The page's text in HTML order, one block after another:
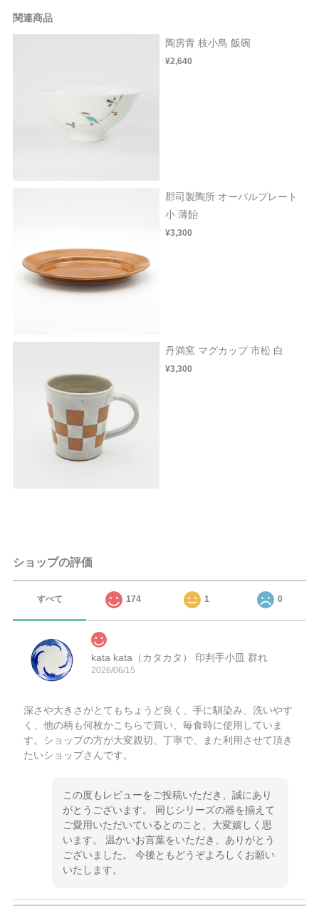
関連商品
陶房青 枝小鳥 飯碗
¥2,640
郡司製陶所 オーバルプレート
小 薄飴
¥3,300
丹満窯 マグカップ 市松 白
¥3,300
ショップの評価
すべて 174 1 0
kata kata（カタカタ） 印判手小皿 群れ
2026/06/15
深さや大きさがとてもちょうど良く、手に馴染み、洗いやす
く、他の柄も何枚かこちらで買い、毎食時に使用していま
す。ショップの方が大変親切、丁寧で、また利用させて頂き
たいショップさんです。
この度もレビューをご投稿いただき、誠にあり
がとうございます。 同じシリーズの器を揃えて
ご愛用いただいているとのこと、大変嬉しく思
います。 温かいお言葉をいただき、ありがとう
ございました。 今後ともどうぞよろしくお願い
いたします。